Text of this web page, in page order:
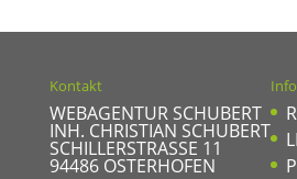
Kontakt
WEBAGENTUR SCHUBERT
INH. CHRISTIAN SCHUBERT
SCHILLERSTRASSE 11
94486OSTERHOFEN